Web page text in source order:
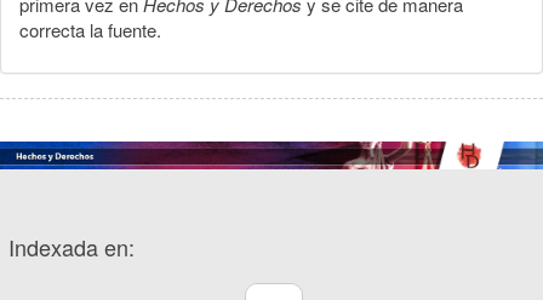
correcta la fuente.
Indexada en: